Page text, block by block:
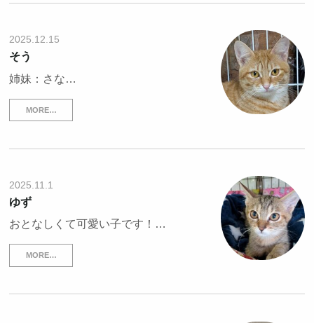
2025.12.15
そう
姉妹：さな…
MORE…
2025.11.1
ゆず
おとなしくて可愛い子です！…
MORE…